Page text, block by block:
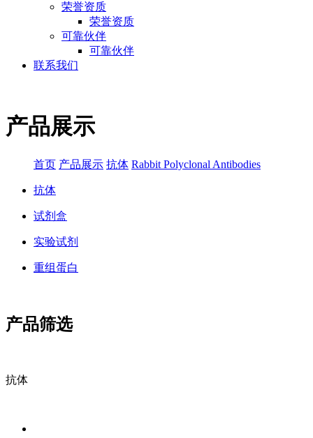
荣誉资质
荣誉资质
可靠伙伴
可靠伙伴
联系我们
产品展示
首页 产品展示 抗体 Rabbit Polyclonal Antibodies
抗体
试剂盒
实验试剂
重组蛋白
产品筛选
抗体